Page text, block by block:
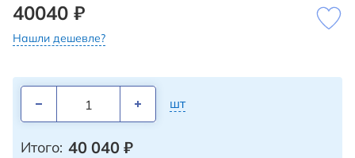
40040 ₽
Нашли дешевле?
шт
Итого: 40 040 ₽